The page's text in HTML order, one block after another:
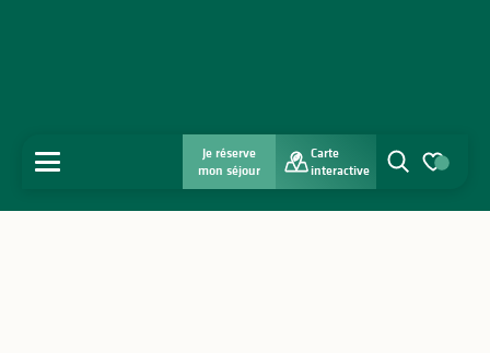
Je réserve
mon séjour
Carte
interactive